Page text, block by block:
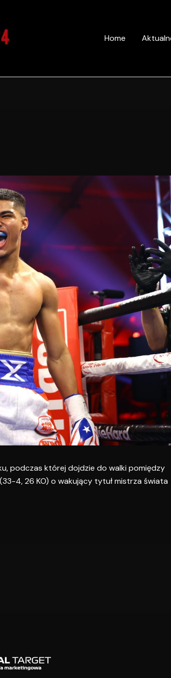
Home
podczas której dojdzie do walki pomiędzy
4, 26 KO) o wakujący tytuł mistrza świata